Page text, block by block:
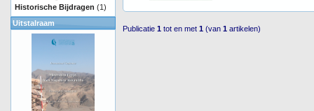
Publicatie 1 tot en met 1 (van 1 artikelen)
Historische Bijdragen (1)
Uitstalraam